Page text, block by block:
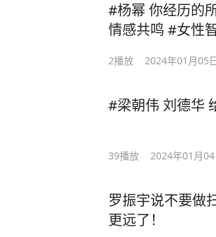
#杨幂 你经历的
情感共鸣 #女性
2播放 2024年01月05
#梁朝伟 刘德华
39播放 2024年01月04
罗振宇说不要做
更远了！